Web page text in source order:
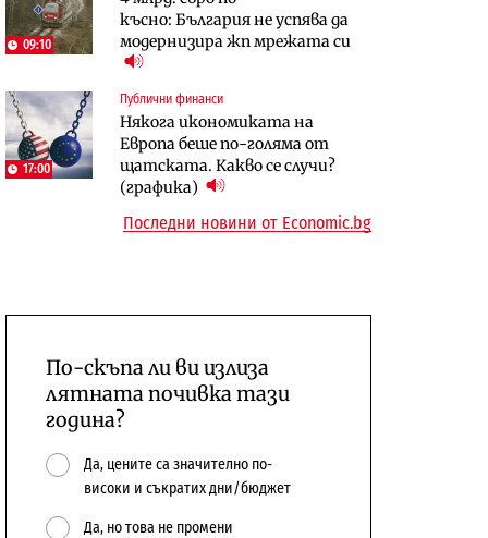
09:10
късно: България не успява да
модернизира жп мрежата си
17:00
Публични финанси
Някога икономиката на
Европа беше по-голяма от
щатската. Какво се случи?
(графика)
Енергетика
само още няколко седмици, ако
сушата продължи
център в Доброславци
Регулации
попадат в капан на
обществените поръчки?
Последни новини от Economic.bg
По-скъпа ли ви излиза
лятната почивка тази
година?
Да, цените са значително по-
високи и съкратих дни/бюджет
Да, но това не промени